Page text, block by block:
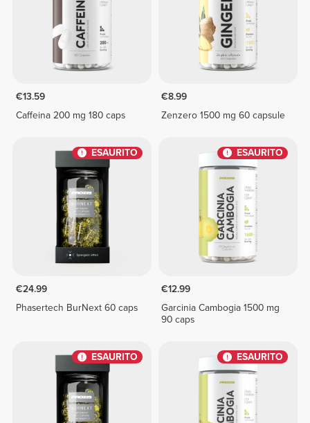
€13.59
Caffeina 200 mg 180 caps
€8.99
Zenzero 1500 mg 60 capsule
ESAURITO
€24.99
Phasertech BurNext 60 caps
ESAURITO
€12.99
Garcinia Cambogia 1500 mg
90 caps
ESAURITO ESAURITO